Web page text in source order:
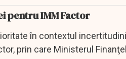
pentru IMM Factor
în contextul
prin care Ministerul